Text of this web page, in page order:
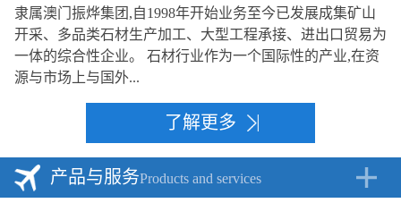
隶属澳门振烨集团,自1998年开始业务至今已发展成集矿山
开采、多品类石材生产加工、大型工程承接、进出口贸易为
一体的综合性企业。 石材行业作为一个国际性的产业,在资
源与市场上与国外...
了解更多
产品与服务Products and services